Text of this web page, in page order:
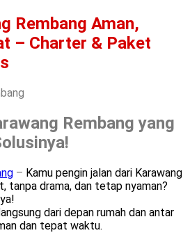
Rembang Aman,
– Charter & Paket
Rembang yang
– Kamu pengin jalan dari Karawang
tanpa drama, dan tetap nyaman?
dari depan rumah dan antar
dan tepat waktu.